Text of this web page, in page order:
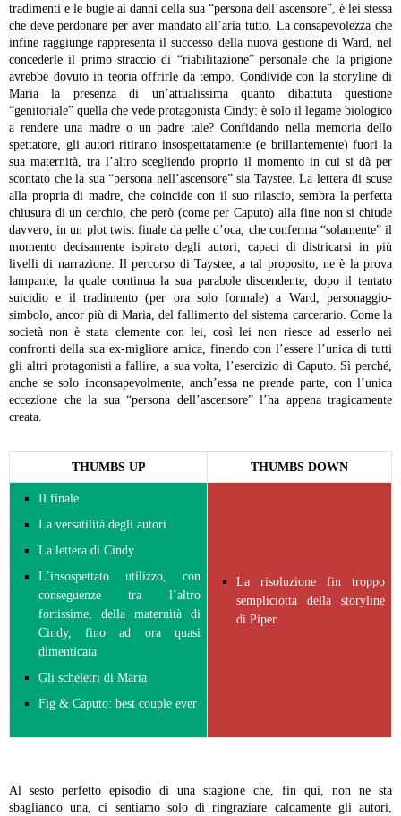
tradimenti e le bugie ai danni della sua “persona dell’ascensore”, è lei stessa
che deve perdonare per aver mandato all’aria tutto. La consapevolezza che
infine raggiunge rappresenta il successo della nuova gestione di Ward, nel
concederle il primo straccio di “riabilitazione” personale che la prigione
avrebbe dovuto in teoria offrirle da tempo. Condivide con la storyline di
Maria la presenza di un’attualissima quanto dibattuta questione
“genitoriale” quella che vede protagonista Cindy: è solo il legame biologico
a rendere una madre o un padre tale? Confidando nella memoria dello
spettatore, gli autori ritirano insospettatamente (e brillantemente) fuori la
sua maternità, tra l’altro scegliendo proprio il momento in cui si dà per
scontato che la sua “persona nell’ascensore” sia Taystee. La lettera di scuse
alla propria di madre, che coincide con il suo rilascio, sembra la perfetta
chiusura di un cerchio, che però (come per Caputo) alla fine non si chiude
davvero, in un plot twist finale da pelle d’oca, che conferma “solamente” il
momento decisamente ispirato degli autori, capaci di districarsi in più
livelli di narrazione. Il percorso di Taystee, a tal proposito, ne è la prova
lampante, la quale continua la sua parabole discendente, dopo il tentato
suicidio e il tradimento (per ora solo formale) a Ward, personaggio-
simbolo, ancor più di Maria, del fallimento del sistema carcerario. Come la
società non è stata clemente con lei, così lei non riesce ad esserlo nei
confronti della sua ex-migliore amica, finendo con l’essere l’unica di tutti
gli altri protagonisti a fallire, a sua volta, l’esercizio di Caputo. Sì perché,
anche se solo inconsapevolmente, anch’essa ne prende parte, con l’unica
eccezione che la sua “persona dell’ascensore” l’ha appena tragicamente
creata.
THUMBS UP THUMBS DOWN
Il finale
La versatilità degli autori
La lettera di Cindy
L’insospettato utilizzo, con
conseguenze tra l’altro
fortissime, della maternità di
Cindy, fino ad ora quasi
dimenticata
Gli scheletri di Maria
Fig & Caputo: best couple ever
La risoluzione fin troppo
sempliciotta della storyline
di Piper
Al sesto perfetto episodio di una stagione che, fin qui, non ne sta
sbagliando una, ci sentiamo solo di ringraziare caldamente gli autori,